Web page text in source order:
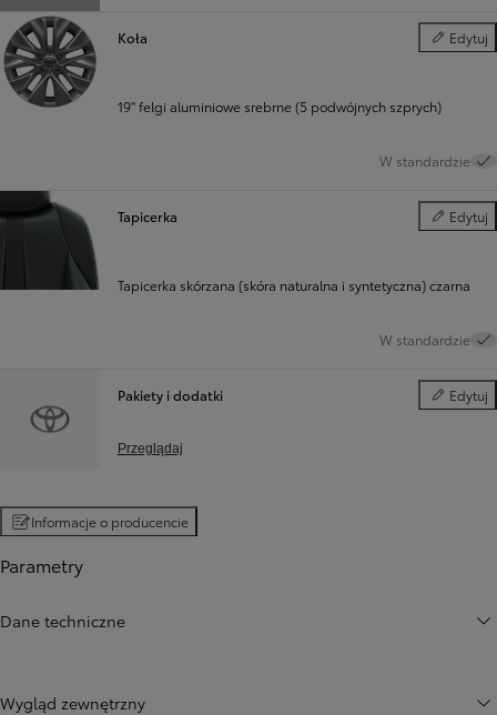
Koła Edytuj
Koła
19" felgi aluminiowe srebrne (5 podwójnych szprych)
W standardzie
Tapicerka Edytuj
Tapicerka
Tapicerka skórzana (skóra naturalna i syntetyczna) czarna
W standardzie
Pakiety i dodatki Edytuj
Pakiety i
Przeglądaj
Informacje o producencie
Parametry
Dane techniczne
Wygląd zewnętrzny